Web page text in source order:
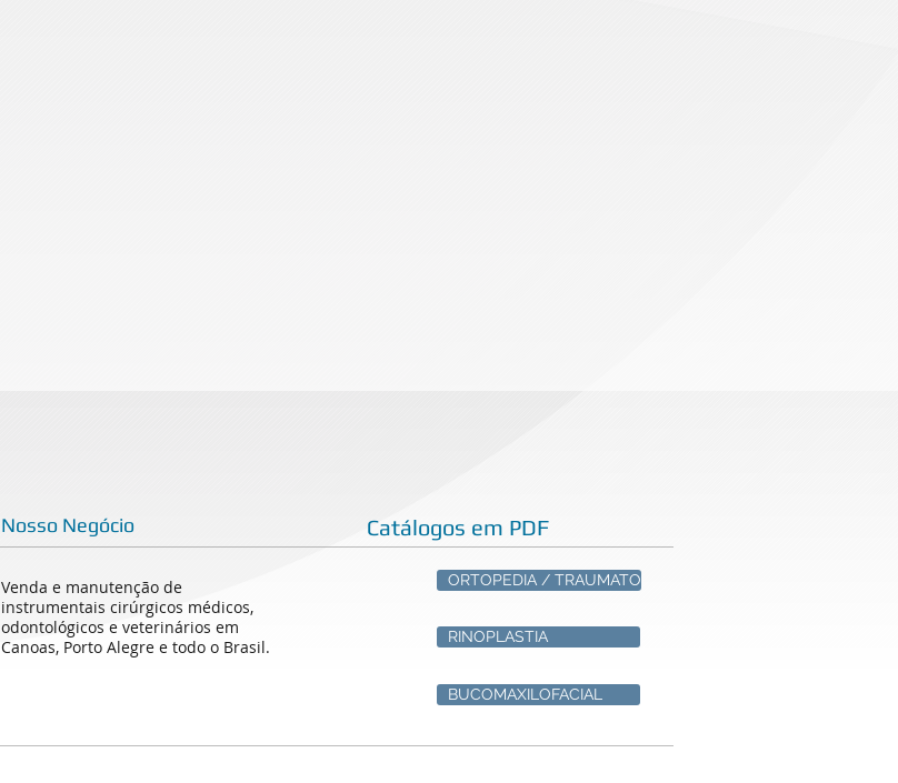
Venda e manutenção de
instrumentais cirúrgicos médicos,
odontológicos e veterinários em
Canoas, Porto Alegre e todo o Brasil.
Nosso Negócio Catálogos em PDF
RINOPLASTIA
BUCOMAXILOFACIAL
ORTOPEDIA / TRAUMATO